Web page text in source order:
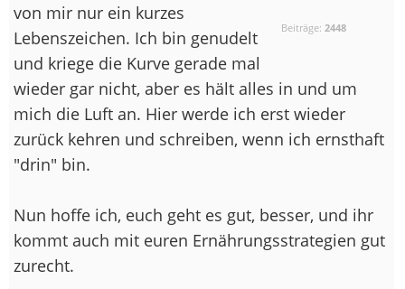
Beiträge: 2448
von mir nur ein kurzes
Lebenszeichen. Ich bin genudelt
und kriege die Kurve gerade mal
wieder gar nicht, aber es hält alles in und um
mich die Luft an. Hier werde ich erst wieder
zurück kehren und schreiben, wenn ich ernsthaft
"drin" bin.
Nun hoffe ich, euch geht es gut, besser, und ihr
kommt auch mit euren Ernährungsstrategien gut
zurecht.